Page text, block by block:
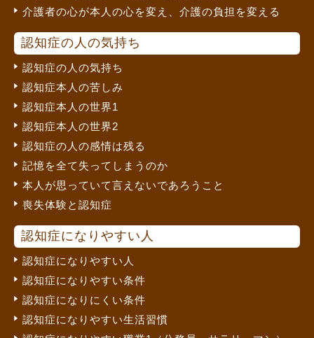
介護者の心が本人の心を変え、介護の負担を変える
認知症の人の気持ち
認知症の人の気持ち
認知症本人の苦しみ
認知症本人の世界1
認知症本人の世界2
認知症の人の感情は残る
記憶を全て失ってしまうのか
本人が思っていて言えないであろうこと
喪失体験と認知症
認知症になりやすい人
認知症になりやすい人
認知症になりやすい条件
認知症になりにくい条件
認知症になりやすい生活習慣